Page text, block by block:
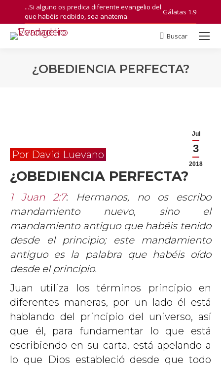
...Si alguno os predica diferente evangelio del
que habéis recibido, sea anatema.
Gálatas 1.9
Search:
Buscar
¿OBEDIENCIA PERFECTA?
Jul
3
2018
Por David Luevano
¿OBEDIENCIA PERFECTA?
1 Juan 2:7: Hermanos, no os escribo
mandamiento nuevo, sino el
mandamiento antiguo que habéis tenido
desde el principio; este mandamiento
antiguo es la palabra que habéis oído
desde el principio.
Juan utiliza los términos principio en
diferentes maneras, por un lado él está
hablando del principio del universo, así
que él, para fundamentar lo que está
escribiendo en su carta, está apelando a
lo que Dios estableció desde que todo